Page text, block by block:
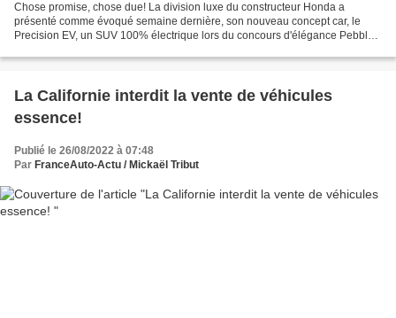
Chose promise, chose due! La division luxe du constructeur Honda a
présenté comme évoqué semaine dernière, son nouveau concept car, le
Precision EV, un SUV 100% électrique lors du concours d'élégance Pebble
La Californie interdit la vente de véhicules
essence!
Publié le 26/08/2022 à 07:48
Par FranceAuto-Actu / Mickaël Tribut